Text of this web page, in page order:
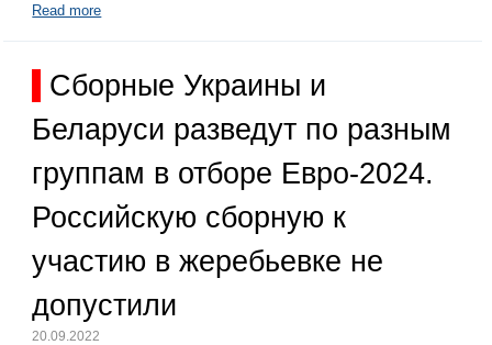
Read more
Сборные Украины и
Беларуси разведут по разным
группам в отборе Евро-2024.
Российскую сборную к
участию в жеребьевке не
допустили
20.09.2022